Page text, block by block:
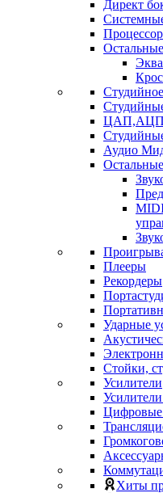
Директ
ЦАП,АЦП
Аудио
Плееры
Рекордеры
Ударные
Стойки,
Усилители
Цифровые
Хиты